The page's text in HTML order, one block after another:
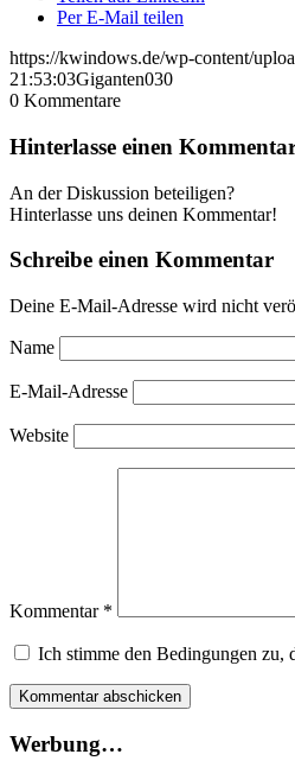
Per E-Mail teilen
https://kwindows.de/wp-content/
21:53:03Giganten030
0 Kommentare
Hinterlasse einen
An der Diskussion beteiligen?
Hinterlasse uns deinen Kommentar!
Schreibe einen Kommentar
Deine E-Mail-Adresse wird nicht
Name
E-Mail-Adresse
Website
Kommentar *
Ich stimme den Bedingungen zu,
Werbung…